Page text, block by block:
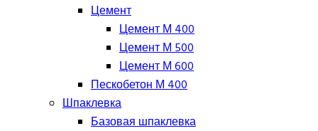
Цемент
Цемент М 400
Цемент М 500
Цемент М 600
Пескобетон М 400
Шпаклевка
Базовая шпаклевка